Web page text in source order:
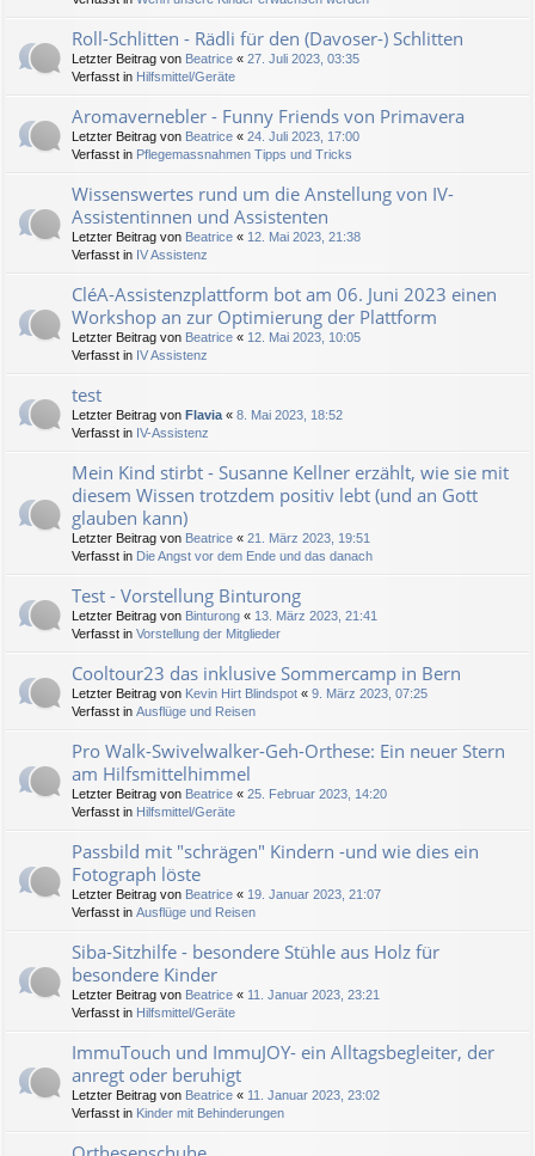
Roll-Schlitten - Rädli für den (Davoser-) Schlitten
Letzter Beitrag von Beatrice « 27. Juli 2023, 03:35
Verfasst in Hilfsmittel/Geräte
Aromavernebler - Funny Friends von Primavera
Letzter Beitrag von Beatrice « 24. Juli 2023, 17:00
Verfasst in Pflegemassnahmen Tipps und Tricks
Wissenswertes rund um die Anstellung von IV-
Assistentinnen und Assistenten
Letzter Beitrag von Beatrice « 12. Mai 2023, 21:38
Verfasst in IV Assistenz
CléA-Assistenzplattform bot am 06. Juni 2023 einen
Workshop an zur Optimierung der Plattform
Letzter Beitrag von Beatrice « 12. Mai 2023, 10:05
Verfasst in IV Assistenz
test
Letzter Beitrag von Flavia « 8. Mai 2023, 18:52
Verfasst in IV-Assistenz
Mein Kind stirbt - Susanne Kellner erzählt, wie sie mit
diesem Wissen trotzdem positiv lebt (und an Gott
glauben kann)
Letzter Beitrag von Beatrice « 21. März 2023, 19:51
Verfasst in Die Angst vor dem Ende und das danach
Test - Vorstellung Binturong
Letzter Beitrag von Binturong « 13. März 2023, 21:41
Verfasst in Vorstellung der Mitglieder
Cooltour23 das inklusive Sommercamp in Bern
Letzter Beitrag von Kevin Hirt Blindspot « 9. März 2023, 07:25
Verfasst in Ausflüge und Reisen
Pro Walk-Swivelwalker-Geh-Orthese: Ein neuer Stern
am Hilfsmittelhimmel
Letzter Beitrag von Beatrice « 25. Februar 2023, 14:20
Verfasst in Hilfsmittel/Geräte
Passbild mit "schrägen" Kindern -und wie dies ein
Fotograph löste
Letzter Beitrag von Beatrice « 19. Januar 2023, 21:07
Verfasst in Ausflüge und Reisen
Siba-Sitzhilfe - besondere Stühle aus Holz für
besondere Kinder
Letzter Beitrag von Beatrice « 11. Januar 2023, 23:21
Verfasst in Hilfsmittel/Geräte
ImmuTouch und ImmuJOY- ein Alltagsbegleiter, der
anregt oder beruhigt
Letzter Beitrag von Beatrice « 11. Januar 2023, 23:02
Verfasst in Kinder mit Behinderungen